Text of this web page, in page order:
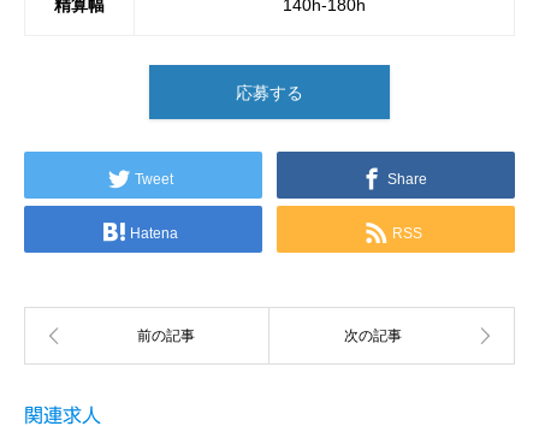
精算幅 140h-180h
応募する
Tweet Share
Hatena RSS
関連求人